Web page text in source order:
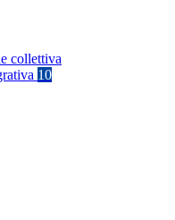
collettiva
10